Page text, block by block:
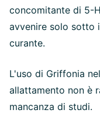
concomitante di 5-
avvenire solo sotto
curante.
L'uso di Griffonia
allattamento non è
mancanza di studi.